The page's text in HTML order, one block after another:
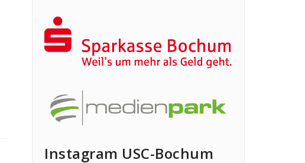
Instagram USC-Bochum